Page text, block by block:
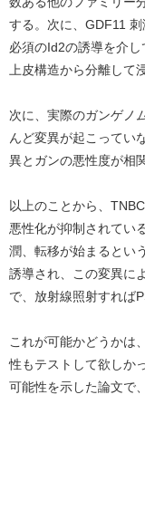
する。次に、GDF11
必須のId2の誘導を介
上皮構造から分離して
次に、実際のガンゲノ
んど変異が起こってい
異とガンの悪性度が相
以上のことから、
悪性化が抑制されてい
潤、転移が始まるとい
誘導され、この変異に
で、放射線照射すれば
これが可能かどうかは
性もテストして欲しか
可能性を示した論文で